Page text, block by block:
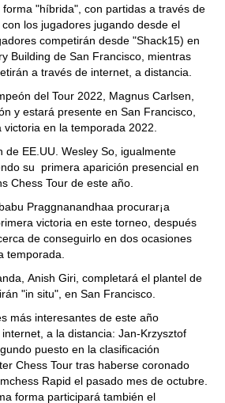
"híbrida", con partidas a través de
los jugadores jugando desde el
competirán desde "Shack15) en
Building de San Francisco, mientras
a través de internet, a distancia.
del Tour 2022, Magnus Carlsen,
y estará presente en San Francisco,
en la temporada 2022.
de EE.UU. Wesley So, igualmente
su primera aparición presencial en
Chess Tour de este año.
Praggnanandhaa procurar¡a
victoria en este torneo, después
de conseguirlo en dos ocasiones
temporada.
Anish Giri, completará el plantel de
"in situ", en San Francisco.
más interesantes de este año
a la distancia: Jan-Krzysztof
puesto en la clasificación
Chess Tour tras haberse coronado
Rapid el pasado mes de octubre.
forma participará también el